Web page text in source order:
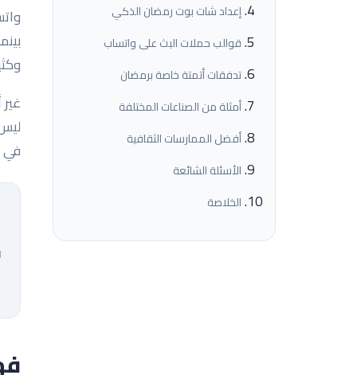
إعداد شات بوت رمضان الذكي
قوالب حملات البث على واتساب
تدفقات أتمتة خاصة برمضان
أمثلة من الصناعات المختلفة
أفضل الممارسات الثقافية
الأسئلة الشائعة
الخلاصة
في